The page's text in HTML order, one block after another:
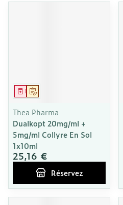
Sur prescription
Médicament
Thea Pharma
Dualkopt 20mg/ml +
5mg/ml Collyre En Sol
1x10ml
25,16 €
Réservez